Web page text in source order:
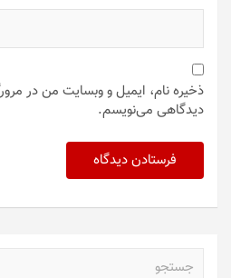
ذخیره نام، ایمیل و وبسایت من در
دیدگاهی می‌نویسم.